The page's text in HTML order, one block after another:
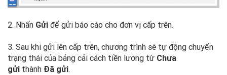
2. Nhấn Gửi để gửi báo cáo cho đơn vị cấp trên.
3. Sau khi gửi lên cấp trên, chương trình sẽ tự động chuyển
trạng thái của bảng cải cách tiền lương từ Chưa
gửi thành Đã gửi.